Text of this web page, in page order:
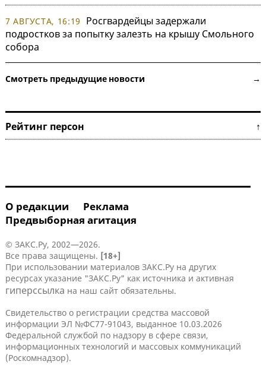
7 АВГУСТА, 16:19
Росгвардейцы задержали
подростков за попытку залезть на крышу Смольного
собора
Смотреть предыдущие новости →
Рейтинг персон ↑
О редакции
Реклама
Предвыборная агитация
© ЗАКС.Ру, 2002—2026.
Все права защищены. [18+]
При использовании материалов ЗАКС.Ру на других
ресурсах указание "ЗАКС.Ру" как источника и активная
гиперссылка на наш сайт обязательны.
Свидетельство о регистрации средства массовой
информации ЭЛ №ФС77-91043, выданное 10.03.2026
Федеральной службой по надзору в сфере связи,
информационных технологий и массовых коммуникаций
(Роскомнадзор).